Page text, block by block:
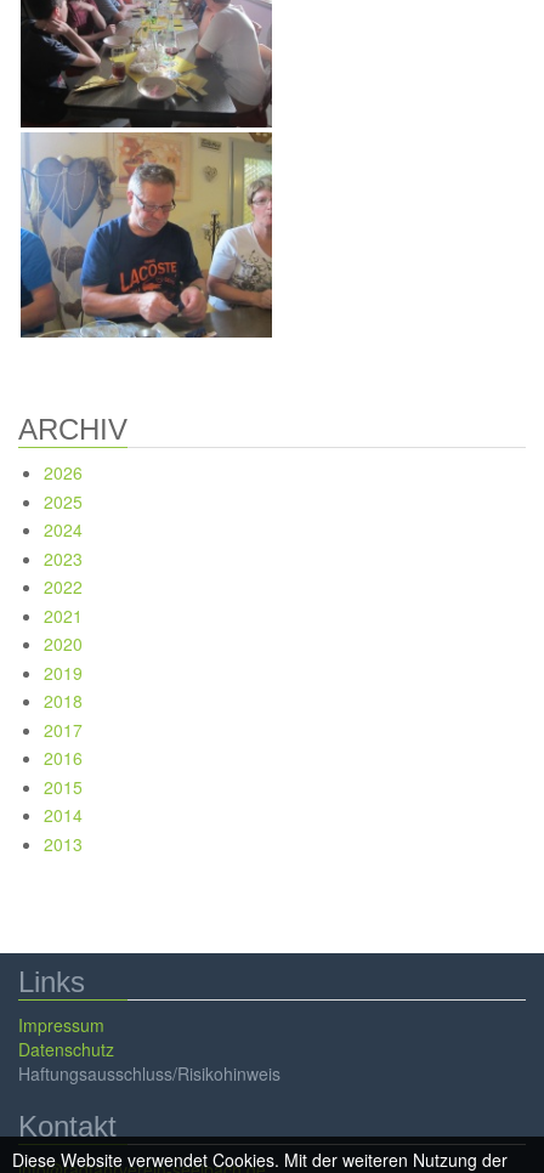
ARCHIV
2026
2025
2024
2023
2022
2021
2020
2019
2018
2017
2016
2015
2014
2013
Links
Impressum
Datenschutz
Haftungsausschluss/Risikohinweis
Kontakt
Diese Website verwendet Cookies. Mit der weiteren Nutzung der